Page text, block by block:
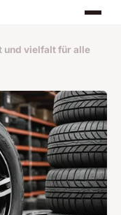
und vielfalt für alle